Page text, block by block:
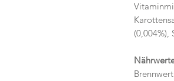
(0,004%),